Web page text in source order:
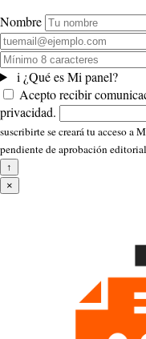
Nombre
i ¿Qué es Mi panel?
Acepto recibir
privacidad.
suscribirte se creará tu acceso a
pendiente de aprobación
↑
×